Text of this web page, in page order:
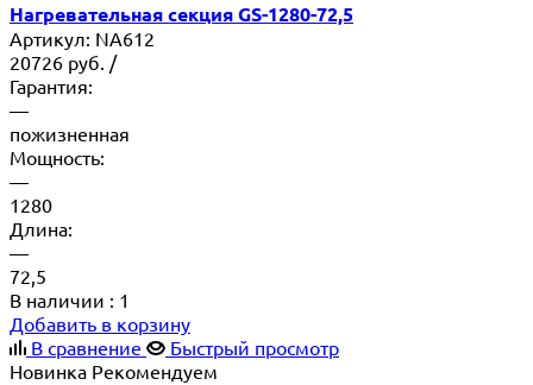
Нагревательная секция GS-1280-72,5
Артикул: NA612
20726 руб. /
Гарантия:
—
пожизненная
Мощность:
—
1280
Длина:
—
72,5
В наличии : 1
Добавить в корзину
В сравнение
Быстрый просмотр
Новинка Рекомендуем